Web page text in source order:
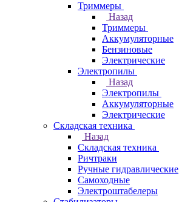
Триммеры
Назад
Триммеры
Аккумуляторные
Бензиновые
Электрические
Электропилы
Назад
Электропилы
Аккумуляторные
Электрические
Складская техника
Назад
Складская техника
Ричтраки
Ручные гидравлические
Самоходные
Электроштабелеры